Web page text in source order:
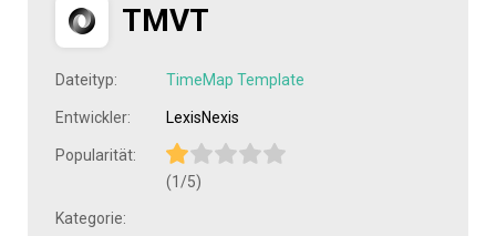
TMVT
Dateityp: TimeMap Template
Entwickler: LexisNexis
Popularität:
(1/5)
Kategorie: